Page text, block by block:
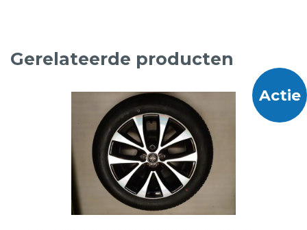
Gerelateerde producten
Actie